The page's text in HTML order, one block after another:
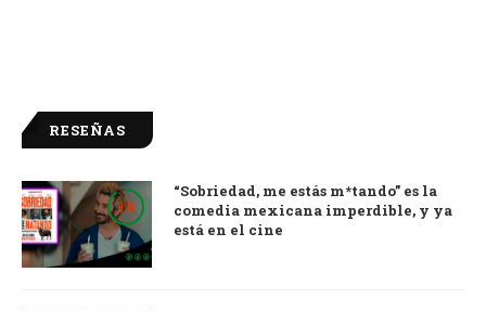
RESEÑAS
9.0
“Sobriedad, me estás m*tando” es la
comedia mexicana imperdible, y ya
está en el cine